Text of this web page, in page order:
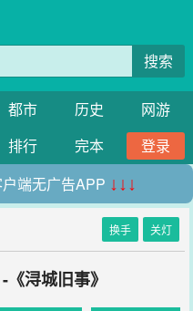
搜索
都市 历史
网游
排行 完本
登录
端无广告APP ↓↓↓
换手 关灯
浔城旧事》